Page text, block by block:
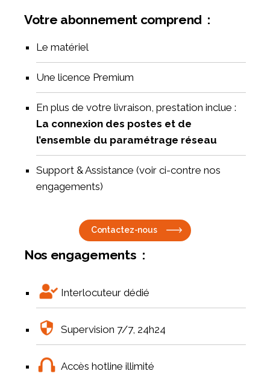
Votre abonnement comprend :
Le matériel
Une licence Premium
En plus de votre livraison, prestation inclue :
La connexion des postes et de
l’ensemble du paramétrage réseau
Support & Assistance (voir ci-contre nos
engagements)
Contactez-nous
Nos engagements :
Interlocuteur dédié
Supervision 7/7, 24h24
Accès hotline illimité